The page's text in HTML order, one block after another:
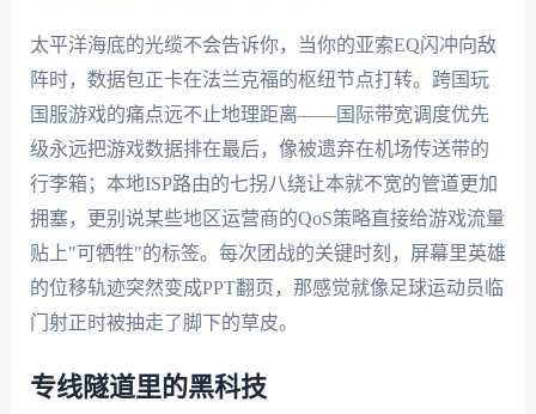
太平洋海底的光缆不会告诉你，当你的亚索EQ闪冲向敌
阵时，数据包正卡在法兰克福的枢纽节点打转。跨国玩
国服游戏的痛点远不止地理距离——国际带宽调度优先
级永远把游戏数据排在最后，像被遗弃在机场传送带的
行李箱；本地ISP路由的七拐八绕让本就不宽的管道更加
拥塞，更别说某些地区运营商的QoS策略直接给游戏流量
贴上"可牺牲"的标签。每次团战的关键时刻，屏幕里英雄
的位移轨迹突然变成PPT翻页，那感觉就像足球运动员临
门射正时被抽走了脚下的草皮。
专线隧道里的黑科技